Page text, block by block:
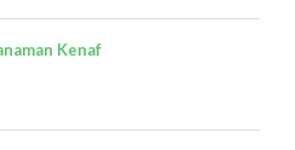
Kenaf